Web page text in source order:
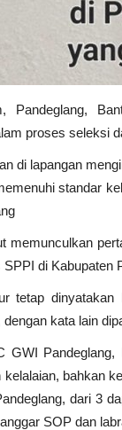
Pandeglang,
proses seleksi
di lapangan
standar
memunculkan
di Kabupaten
tetap
kata lain
GWI
kelalaian, bahkan
dari 3
SOP dan